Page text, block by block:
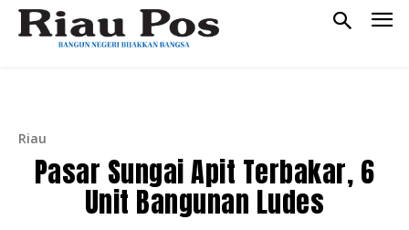
Riau
Pasar Sungai Apit Terbakar, 6
Unit Bangunan Ludes